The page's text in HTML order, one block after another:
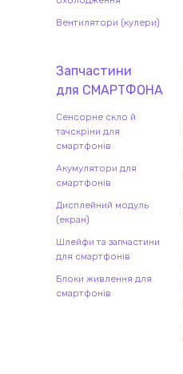
Вентилятори (кулери)
Запчастини
для СМАРТФОНА
Сенсорне скло й
тачскріни для
смартфонів
Акумулятори для
смартфонів
Дисплейний модуль
(екран)
Шлейфи та запчастини
для смартфонів
Блоки живлення для
смартфонів